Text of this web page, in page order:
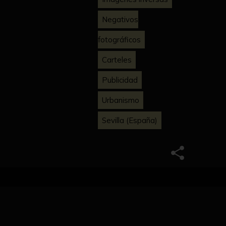
Negativos
fotográficos
Carteles
Publicidad
Urbanismo
Sevilla (España)